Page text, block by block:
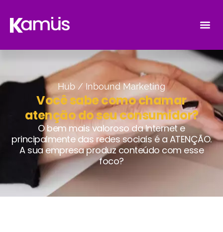
Hub / Inbound Marketing
Você sabe como chamar
atenção do seu consumidor?
O bem mais valoroso da Internet e
principalmente das redes sociais é a ATENÇÃO.
A sua empresa produz conteúdo com esse
foco?